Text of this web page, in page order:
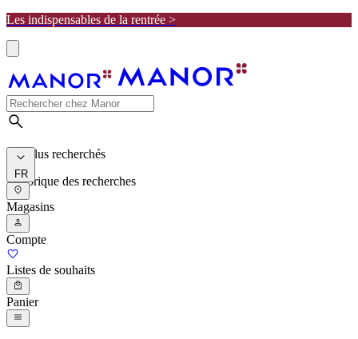
Les indispensables de la rentrée >
Les plus recherchés
Historique des recherches
FR
Magasins
Compte
Listes de souhaits
Panier